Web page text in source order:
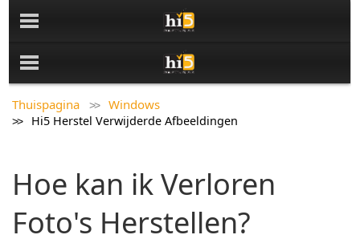
Thuispagina Windows
Hi5 Herstel Verwijderde Afbeeldingen
Hoe kan ik Verloren
Foto's Herstellen?